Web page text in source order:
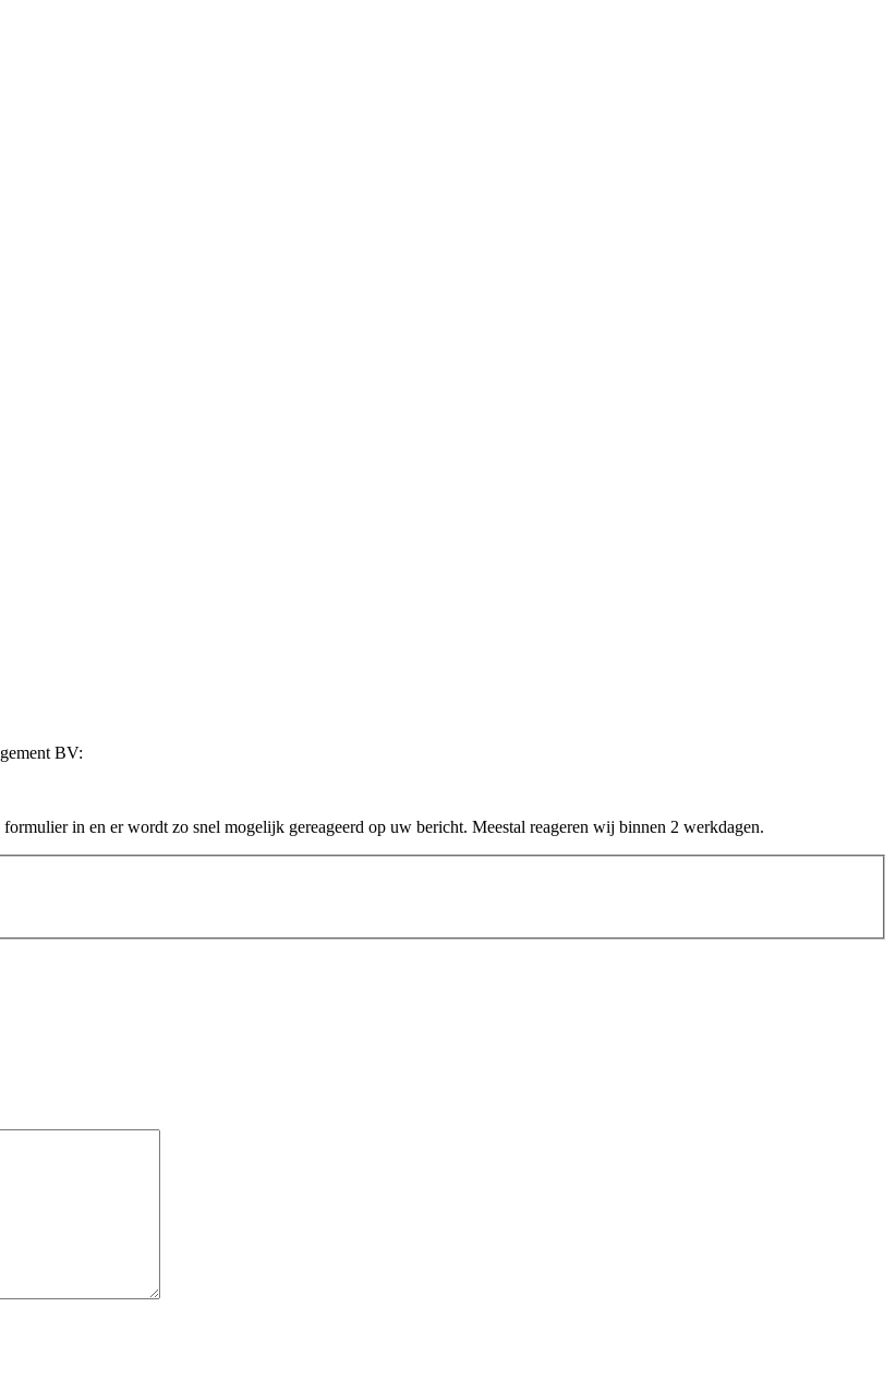
BV:
in en er wordt zo snel mogelijk gereageerd op uw bericht. Meestal reageren wij binnen 2 werkdagen.